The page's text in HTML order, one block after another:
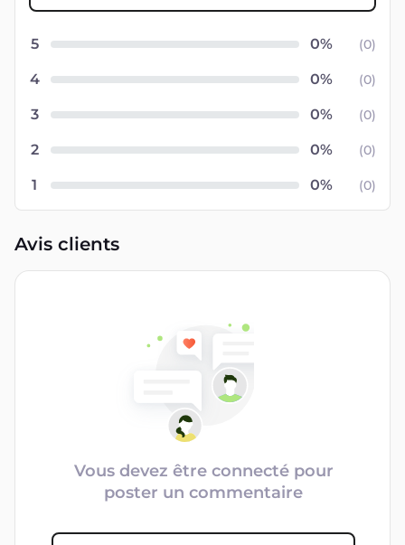
5 (0)
4 (0)
3 (0)
2 (0)
1 (0)
Avis clients
Vous devez être connecté pour
poster un commentaire